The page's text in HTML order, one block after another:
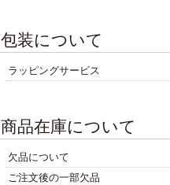
包装について
ラッピングサービス
商品在庫について
欠品について
ご注文後の一部欠品